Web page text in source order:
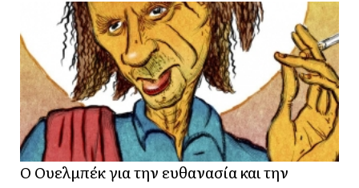
Ο Ουελμπέκ για την ευθανασία και την